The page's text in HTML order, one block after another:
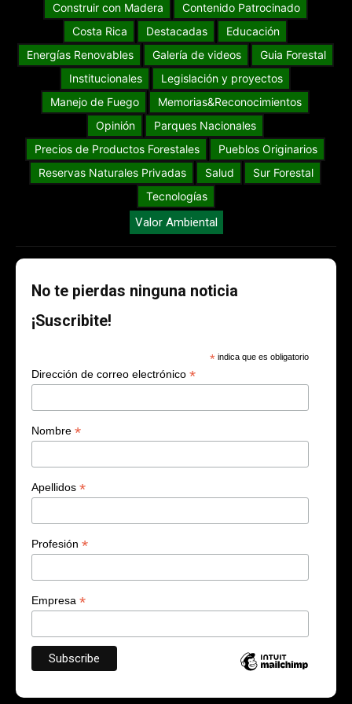
Construir con Madera
Contenido Patrocinado
Costa Rica
Destacadas
Educación
Energías Renovables
Galería de videos
Guia Forestal
Institucionales
Legislación y proyectos
Manejo de Fuego
Memorias&Reconocimientos
Opinión
Parques Nacionales
Precios de Productos Forestales
Pueblos Originarios
Reservas Naturales Privadas
Salud
Sur Forestal
Tecnologías
Valor Ambiental
No te pierdas ninguna noticia
¡Suscribite!
* indica que es obligatorio
Dirección de correo electrónico *
Nombre *
Apellidos *
Profesión *
Empresa *